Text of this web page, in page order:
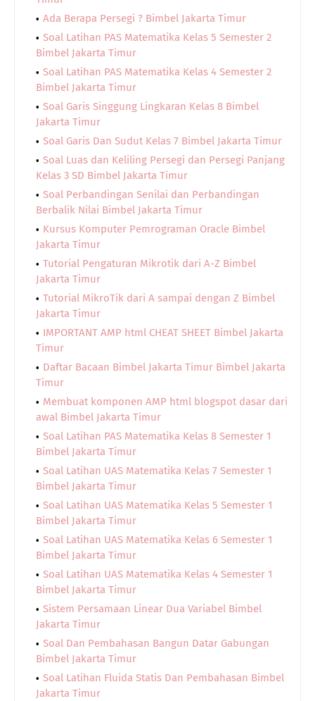
Ada Berapa Persegi ? Bimbel Jakarta Timur
Soal Latihan PAS Matematika Kelas 5 Semester 2
Bimbel Jakarta Timur
Soal Latihan PAS Matematika Kelas 4 Semester 2
Bimbel Jakarta Timur
Soal Garis Singgung Lingkaran Kelas 8 Bimbel
Jakarta Timur
Soal Garis Dan Sudut Kelas 7 Bimbel Jakarta Timur
Soal Luas dan Keliling Persegi dan Persegi Panjang
Kelas 3 SD Bimbel Jakarta Timur
Soal Perbandingan Senilai dan Perbandingan
Berbalik Nilai Bimbel Jakarta Timur
Kursus Komputer Pemrograman Oracle Bimbel
Jakarta Timur
Tutorial Pengaturan Mikrotik dari A-Z Bimbel
Jakarta Timur
Tutorial MikroTik dari A sampai dengan Z Bimbel
Jakarta Timur
IMPORTANT AMP html CHEAT SHEET Bimbel Jakarta
Timur
Daftar Bacaan Bimbel Jakarta Timur Bimbel Jakarta
Timur
Membuat komponen AMP html blogspot dasar dari
awal Bimbel Jakarta Timur
Soal Latihan PAS Matematika Kelas 8 Semester 1
Bimbel Jakarta Timur
Soal Latihan UAS Matematika Kelas 7 Semester 1
Bimbel Jakarta Timur
Soal Latihan UAS Matematika Kelas 5 Semester 1
Bimbel Jakarta Timur
Soal Latihan UAS Matematika Kelas 6 Semester 1
Bimbel Jakarta Timur
Soal Latihan UAS Matematika Kelas 4 Semester 1
Bimbel Jakarta Timur
Sistem Persamaan Linear Dua Variabel Bimbel
Jakarta Timur
Soal Dan Pembahasan Bangun Datar Gabungan
Bimbel Jakarta Timur
Soal Latihan Fluida Statis Dan Pembahasan Bimbel
Jakarta Timur